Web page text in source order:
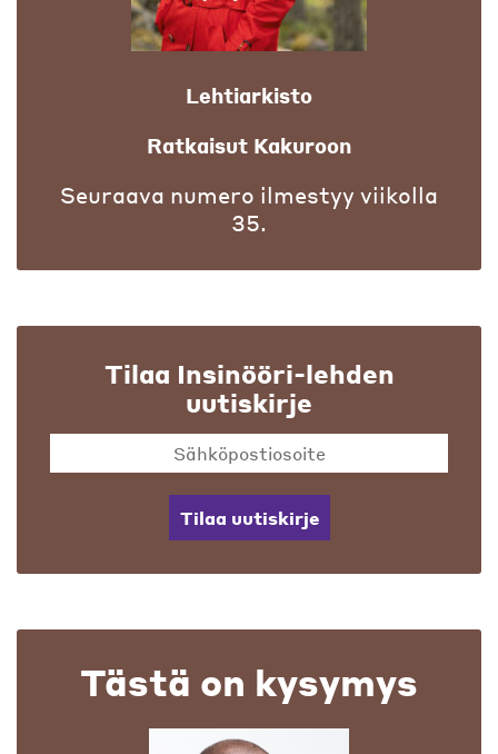
Lehtiarkisto
Ratkaisut Kakuroon
Seuraava numero ilmestyy viikolla
35.
Tilaa Insinööri-lehden
uutiskirje
Tilaa uutiskirje
Tästä on kysymys